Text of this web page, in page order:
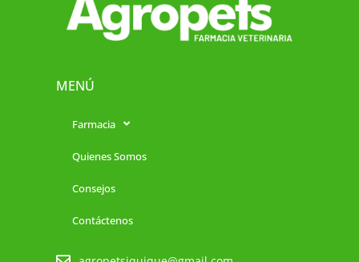
MENÚ
Farmacia
Quienes Somos
Consejos
Contáctenos